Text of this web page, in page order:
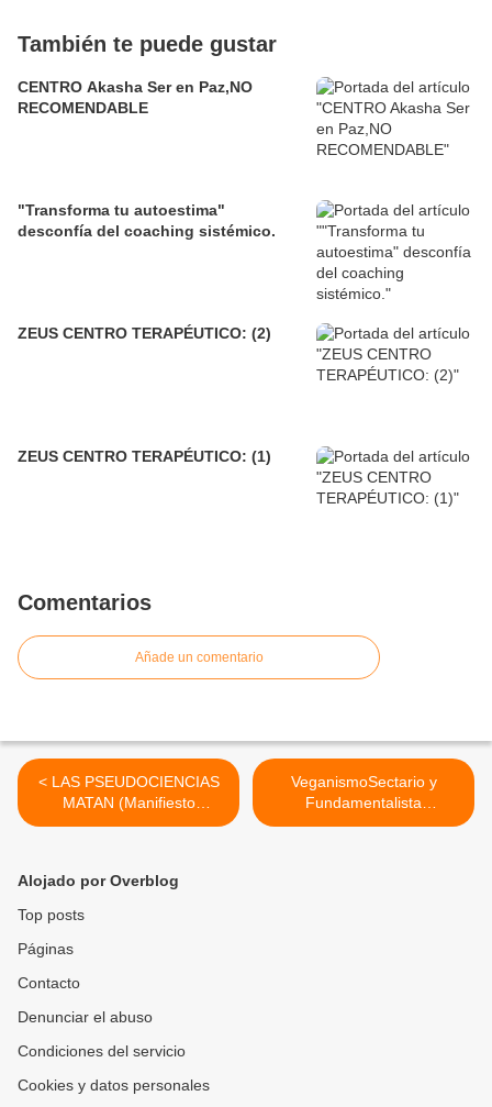
También te puede gustar
CENTRO Akasha Ser en Paz,NO
RECOMENDABLE
"Transforma tu autoestima"
desconfía del coaching sistémico.
ZEUS CENTRO TERAPÉUTICO: (2)
ZEUS CENTRO TERAPÉUTICO: (1)
Comentarios
Añade un comentario
< LAS PSEUDOCIENCIAS
MATAN (Manifiesto
internacional contra las
VeganismoSectario y
Fundamentalista
(HEMEROTECA) >
Alojado por Overblog
Top posts
Páginas
Contacto
Denunciar el abuso
Condiciones del servicio
Cookies y datos personales